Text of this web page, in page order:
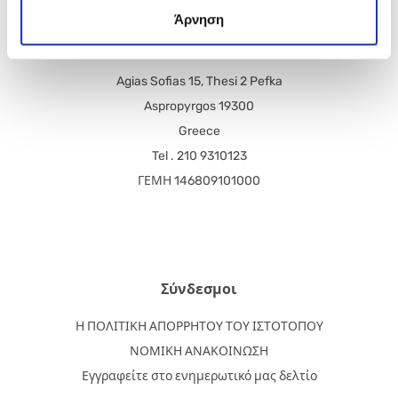
Άρνηση
PreGel Greece EPE
Agias Sofias 15, Thesi 2 Pefka
Aspropyrgos 19300
Greece
Tel . 210 9310123
ΓΕΜΗ 146809101000
Σύνδεσμοι
Η ΠΟΛΙΤΙΚΗ ΑΠΟΡΡΗΤΟΥ ΤΟΥ ΙΣΤΟΤΟΠΟΥ
ΝΟΜΙΚΗ ΑΝΑΚΟΙΝΩΣΗ
Εγγραφείτε στο ενημερωτικό μας δελτίο